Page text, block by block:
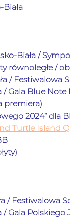
Biała /
równoległe /
/
/ Gala
premiera)
2024”
Turtle Island
płyty)
/ Festiwalowa
/ Gala